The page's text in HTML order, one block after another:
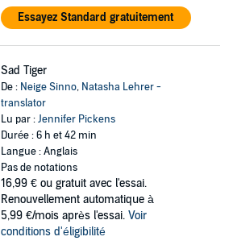
Essayez Standard gratuitement
Sad Tiger
De : Neige Sinno, Natasha Lehrer -
translator
Lu par :Jennifer Pickens
Durée : 6 h et 42 min
Langue : Anglais
Pas de notations
16,99 € ou gratuit avec l'essai.
Renouvellement automatique à
5,99 €/mois après l'essai. Voir
conditions d'éligibilité